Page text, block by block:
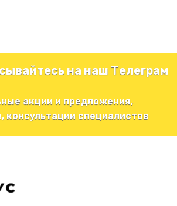
на наш Телеграм
акции и предложения,
консультации специалистов